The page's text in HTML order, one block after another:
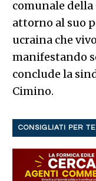
comunale
attorno al suo
ucraina che
manifestando
conclude la
Cimino.
CONSIGLIATI PER TE